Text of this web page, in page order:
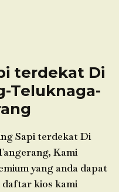
terdekat Di
Teluknaga-
Sapi terdekat Di
Kami
yang anda dapat
kios kami